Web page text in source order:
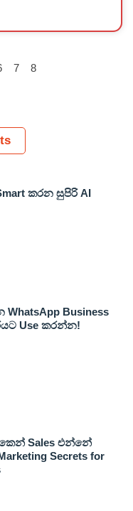
7 8
කරන සුපිරි AI
Business
Use කරන්න!
Sales එන්නේ
Secrets for